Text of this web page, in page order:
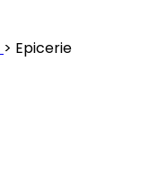
> Epicerie